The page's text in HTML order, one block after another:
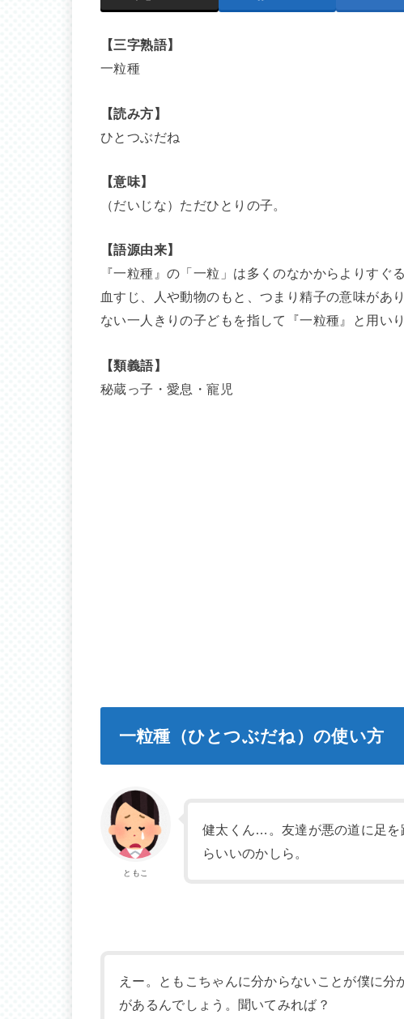
【三字熟語】
一粒種
【読み方】
ひとつぶだね
【意味】
（だいじな）ただひとりの子。
【語源由来】
『一粒種』の「一粒」は多くのなかからよりすぐ
血すじ、人や動物のもと、つまり精子の意味があ
ない一人きりの子どもを指して『一粒種』と用いり
【類義語】
秘蔵っ子・愛息・寵児
一粒種（ひとつぶだね）の使い方
ともこ
健太くん…。友達が悪の道に足
らいいのかしら。
えー。ともこちゃんに分からないことが僕に分
があるんでしょう。聞いてみれば？